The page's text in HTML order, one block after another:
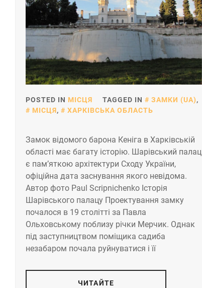
POSTED IN МІСЦЯ TAGGED IN ЗАМКИ (UA),
МІСЦЯ, ХАРКІВСЬКА ОБЛАСТЬ
Замок відомого барона Кеніга в Харківській
області має багату історію. Шарівський палац
є пам’яткою архітектури Сходу України,
офіційна дата заснування якого невідома.
Автор фото Paul Scripnichenko Історія
Шарівського палацу Проектування замку
почалося в 19 столітті за Павла
Ольховському поблизу річки Мерчик. Однак
під заступництвом поміщика садиба
незабаром почала руйнуватися і її
ЧИТАЙТЕ